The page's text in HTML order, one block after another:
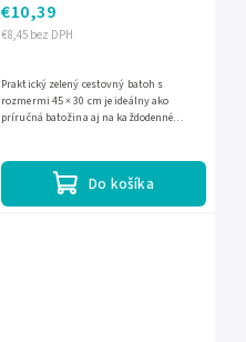
€8,45 bez DPH
€10,39
Do košíka
Praktický zelený cestovný batoh s
rozmermi 45 × 30 cm je ideálny ako
príručná batožina aj na každodenné